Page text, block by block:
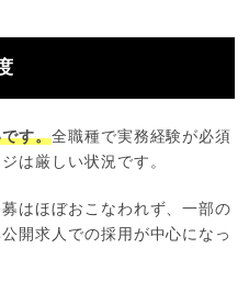
す。全職種で実務経験が必須
は厳しい状況です。
はほぼおこなわれず、一部の
開求人での採用が中心になっ